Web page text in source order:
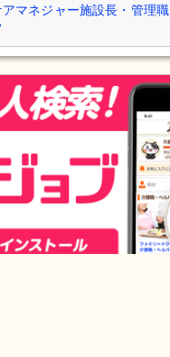
アマネジャー施設長・管理職